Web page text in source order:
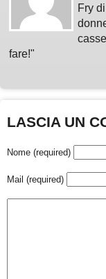
Fry
fare!"
LASCIA UN
Nome (required)
Mail (required)